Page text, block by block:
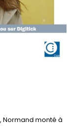
Normand monté à